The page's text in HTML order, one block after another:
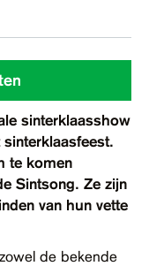
sinterklaasshow
te komen
Sintsong. Ze zijn
van hun vette
de bekende